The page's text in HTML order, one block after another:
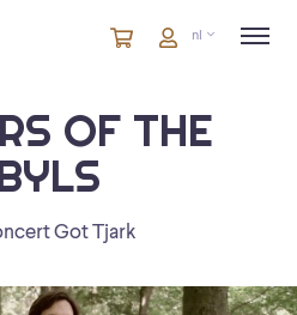
Winkelmandje
artikelen
Account
nl
OF THE
Got Tjark